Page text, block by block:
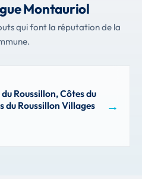
Montauriol
qui font la réputation de la
Roussillon, Côtes du
du Roussillon Villages
→